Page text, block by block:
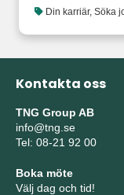
Din karriär, Söka
Kontakta oss
TNG Group AB
info@tng.se
Tel: 08-21 92 00
Boka möte
Välj dag och tid!